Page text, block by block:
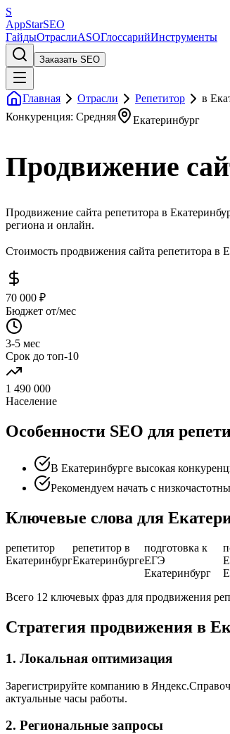
S
AppStarSEO
ГайдыОтраслиASOГлоссарийИнструменты
Заказать SEO
Главная Отрасли Репетитор
в
Конкуренция: Средняя
Екатеринбург
Продвижение
Продвижение сайта репетитора в
региона и онлайн.
Стоимость продвижения сайта репетитора
70 000 ₽
Бюджет от/мес
3-5 мес
Срок до топ-10
1 490 000
Население
Особенности SEO для
В Екатеринбурге высокая
Рекомендуем начать с
Ключевые слова для
репетитор
Екатеринбург
репетитор в
Екатеринбурге
подготовка к
ЕГЭ
Екатеринбург
Всего 12 ключевых фраз для продвижения
Стратегия продвижения в
1. Локальная оптимизация
Зарегистрируйте компанию в
актуальные часы работы.
2. Региональные запросы